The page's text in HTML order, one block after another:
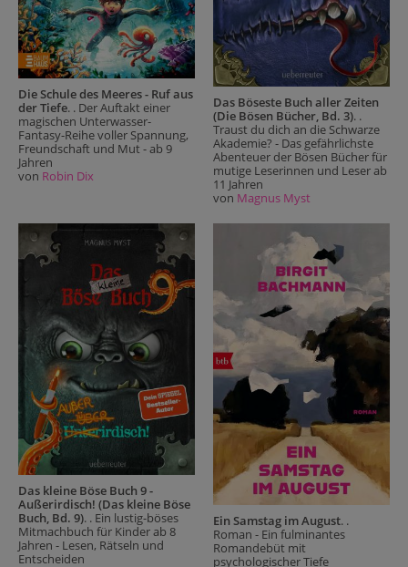
Die Schule des Meeres - Ruf aus
der Tiefe. . Der Auftakt einer
magischen Unterwasser-
Fantasy-Reihe voller Spannung,
Freundschaft und Mut - ab 9
Jahren
von Robin Dix
Das Böseste Buch aller Zeiten
(Die Bösen Bücher, Bd. 3). .
Traust du dich an die Schwarze
Akademie? - Das gefährlichste
Abenteuer der Bösen Bücher für
mutige Leserinnen und Leser ab
11 Jahren
von Magnus Myst
Das kleine Böse Buch 9 -
Außerirdisch! (Das kleine Böse
Buch, Bd. 9). . Ein lustig-böses
Mitmachbuch für Kinder ab 8
Jahren - Lesen, Rätseln und
Entscheiden
Ein Samstag im August. .
Roman - Ein fulminantes
Romandebüt mit
psychologischer Tiefe